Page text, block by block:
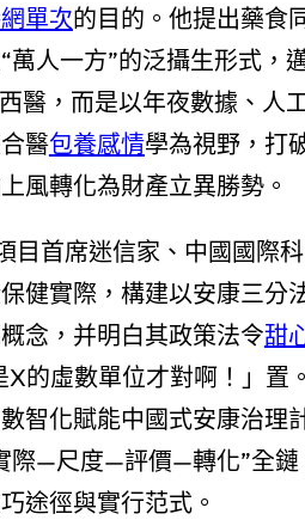
單次的目的。他提出藥食
人一方”的泛攝生形式，
醫，而是以年夜數據、人
醫包養感情學為視野，打
風轉化為財產立異勝勢。
目首席迷信家、中國國際科
健實際，構建以安康三分
念，并明白其政策法令甜
的虛數單位才對啊！」置。
智化賦能中國式安康治理
際—尺度—評價—轉化”全鏈
途徑與實行范式。